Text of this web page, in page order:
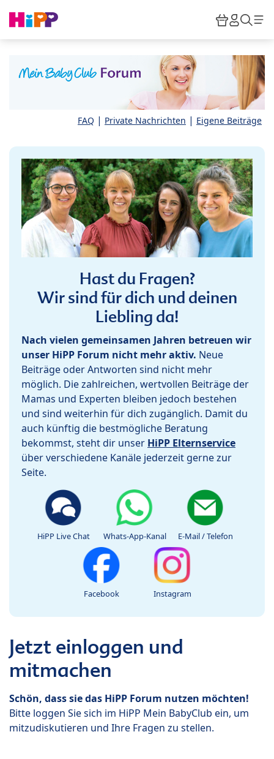
HiPP
FAQ | Private Nachrichten | Eigene Beiträge
Hast du Fragen?
Wir sind für dich und deinen
Liebling da!
Nach vielen gemeinsamen Jahren betreuen wir
unser HiPP Forum nicht mehr aktiv. Neue
Beiträge oder Antworten sind nicht mehr
möglich. Die zahlreichen, wertvollen Beiträge der
Mamas und Experten bleiben jedoch bestehen
und sind weiterhin für dich zugänglich. Damit du
auch künftig die bestmögliche Beratung
bekommst, steht dir unser HiPP Elternservice
über verschiedene Kanäle jederzeit gerne zur
Seite.
HiPP Live Chat Whats-App-Kanal E-Mail / Telefon
Facebook Instagram
Jetzt einloggen und
mitmachen
Schön, dass sie das HiPP Forum nutzen möchten!
Bitte loggen Sie sich im HiPP Mein BabyClub ein, um
mitzudiskutieren und Ihre Fragen zu stellen.